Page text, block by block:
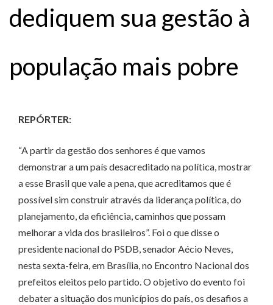
dediquem sua gestão à
população mais pobre
REPÓRTER:
“A partir da gestão dos senhores é que vamos
demonstrar a um país desacreditado na política, mostrar
a esse Brasil que vale a pena, que acreditamos que é
possível sim construir através da liderança política, do
planejamento, da eficiência, caminhos que possam
melhorar a vida dos brasileiros”. Foi o que disse o
presidente nacional do PSDB, senador Aécio Neves,
nesta sexta-feira, em Brasília, no Encontro Nacional dos
prefeitos eleitos pelo partido. O objetivo do evento foi
debater a situação dos municípios do país, os desafios a